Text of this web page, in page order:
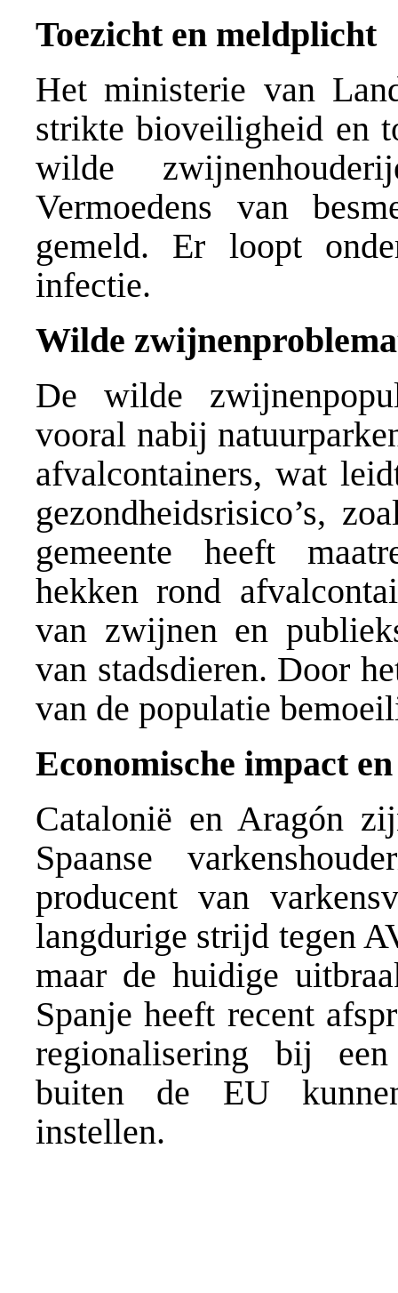
Toezicht en meldplicht
Het ministerie van
strikte bioveiligheid en
wilde
Vermoedens van
gemeld. Er loopt
infectie.
Wilde
De wilde
vooral nabij
afvalcontainers, wat
gezondheidsrisico’s,
gemeente heeft
hekken rond
van zwijnen en
van stadsdieren. Door
van de populatie
Economische impact
Catalonië en Aragón
Spaanse
producent van
langdurige strijd tegen
maar de huidige
Spanje heeft recent
regionalisering bij
buiten de EU
instellen.